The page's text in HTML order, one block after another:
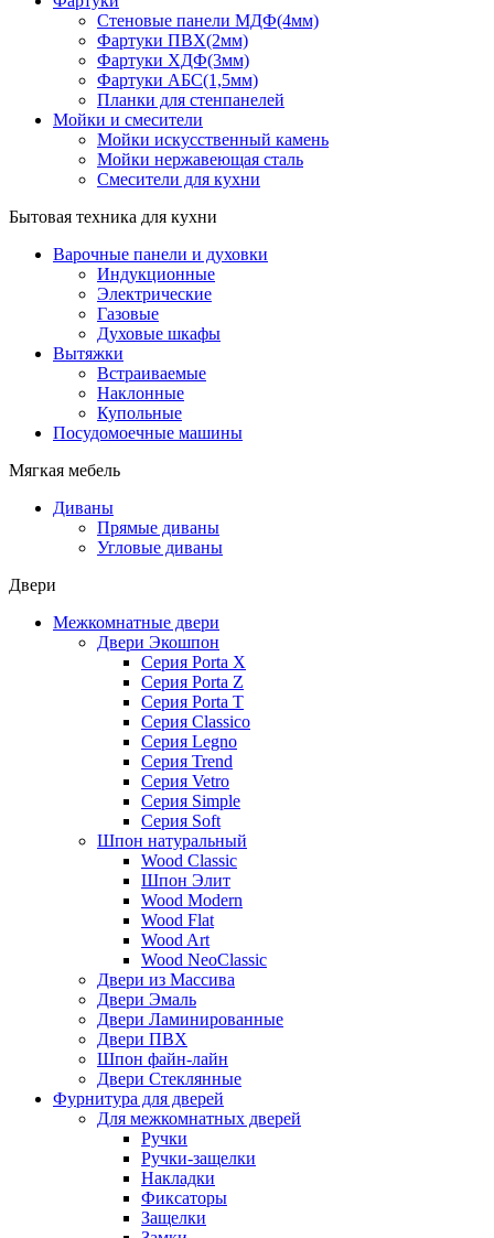
Стеновые панели МДФ(4мм)
Фартуки ПВХ(2мм)
Фартуки ХДФ(3мм)
Фартуки АБС(1,5мм)
Планки для стенпанелей
Мойки и смесители
Мойки искусственный камень
Мойки нержавеющая сталь
Смесители для кухни
Бытовая техника для кухни
Варочные панели и духовки
Индукционные
Электрические
Газовые
Духовые шкафы
Вытяжки
Встраиваемые
Наклонные
Купольные
Посудомоечные машины
Мягкая мебель
Диваны
Прямые диваны
Угловые диваны
Двери
Межкомнатные двери
Двери Экошпон
Серия Porta X
Серия Porta Z
Серия Porta T
Серия Classico
Серия Legno
Серия Trend
Серия Vetro
Серия Simple
Серия Soft
Шпон натуральный
Wood Classic
Шпон Элит
Wood Modern
Wood Flat
Wood Art
Wood NeoClassic
Двери из Массива
Двери Эмаль
Двери Ламинированные
Двери ПВХ
Шпон файн-лайн
Двери Стеклянные
Фурнитура для дверей
Для межкомнатных дверей
Ручки
Ручки-защелки
Накладки
Фиксаторы
Защелки